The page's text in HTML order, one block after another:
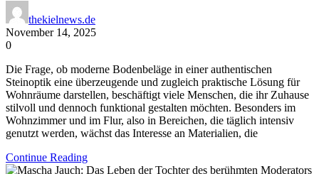
thekielnews.de
November 14, 2025
0
Die Frage, ob moderne Bodenbeläge in einer authentischen
Steinoptik eine überzeugende und zugleich praktische Lösung für
Wohnräume darstellen, beschäftigt viele Menschen, die ihr Zuhause
stilvoll und dennoch funktional gestalten möchten. Besonders im
Wohnzimmer und im Flur, also in Bereichen, die täglich intensiv
genutzt werden, wächst das Interesse an Materialien, die
Continue Reading